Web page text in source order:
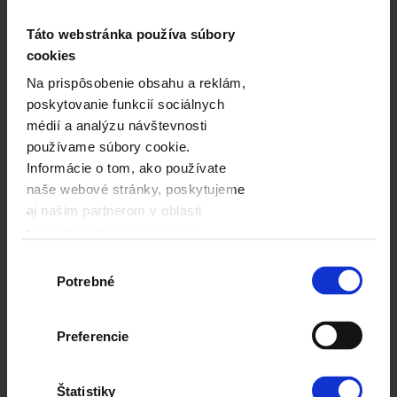
Táto webstránka používa súbory
cookies
Na prispôsobenie obsahu a reklám,
poskytovanie funkcií sociálnych
médií a analýzu návštevnosti
používame súbory cookie.
Informácie o tom, ako používate
naše webové stránky, poskytujeme
aj našim partnerom v oblasti
sociálnych médií, inzercie a
príslušné informácie skombinovať
keď ste používali ich služby.
súhlasuPotrebné
Preferencie
Štatistiky
a nemajú čas na časovo náročné projekty. Sú vaše
fotografie z výnimočných výletov alebo vysnívaných
dovoleniek kvôli nedostatku času tiež prenesené do
počítača a medzi priateľmi putujú na USB? Vytvorte si
fotoknihu! To je to pravé miesto, kde neobvyklé
fotografie môžu byť prezentované z najlepšej strany!
CENA DORUČENIA
Viac
DOPLNKY 1,00 EUR